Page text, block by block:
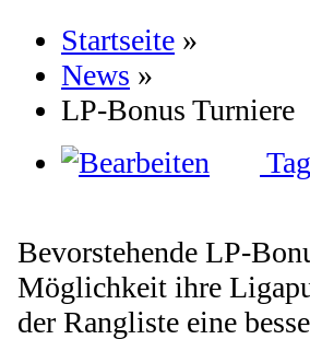
Startseite »
News »
LP-Bonus Turniere
Bevorstehende LP-
Möglichkeit ihre
der Rangliste eine